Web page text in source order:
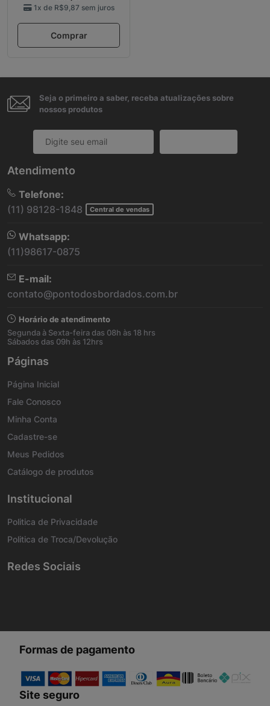
1x de R$9,87 sem juros
Comprar
Seja o primeiro a saber, receba atualizações sobre
nossos produtos
Atendimento
Telefone:
(11) 98128-1848
Central de vendas
Whatsapp:
(11)98617-0875
E-mail:
contato@pontodosbordados.com.br
Horário de atendimento
Segunda à Sexta-feira das 08h às 18 hrs
Sábados das 09h às 12hrs
Páginas
Página Inicial
Fale Conosco
Minha Conta
Cadastre-se
Meus Pedidos
Catálogo de produtos
Institucional
Politica de Privacidade
Politica de Troca/Devolução
Redes Sociais
Formas de pagamento
Site seguro